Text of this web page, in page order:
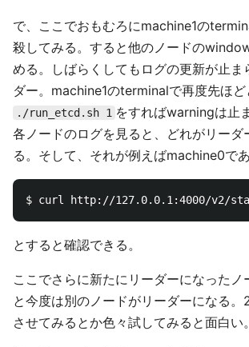
で、ここでおもむろにmachine1の
殺してみる。すると他のノードの
める。しばらくしてもログの更新が止ま
ダー。machine1のterminalで再度先ほど
./run_etcd.sh 1 をすればwarningは止
各ノードのログを見ると、どれがリーダ
る。そして、それが例えばmachine0であ
とすると確認できる。
ここでさらに新たにリーダーになったノ
と今度は別のノードがリーダーになる。
させてみるとか色々試してみると面白い。